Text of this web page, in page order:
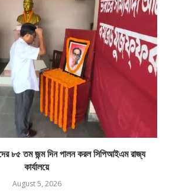
৮৫ তম জন্ম দিন পালন করল সিপিআইএম রাজ্য
কার্যালয়ে
August 5, 2026